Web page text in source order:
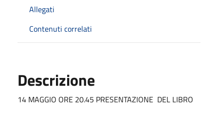
Allegati
Contenuti correlati
Descrizione
14 MAGGIO ORE 20.45 PRESENTAZIONE DEL LIBRO